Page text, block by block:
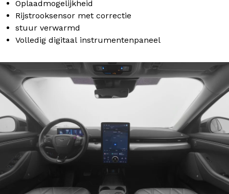
Oplaadmogelijkheid
Rijstrooksensor met correctie
stuur verwarmd
Volledig digitaal instrumentenpaneel